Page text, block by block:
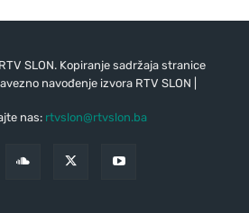
SLON. Kopiranje sadržaja stranice
navođenje izvora RTV SLON |
nas: rtvslon@rtvslon.ba